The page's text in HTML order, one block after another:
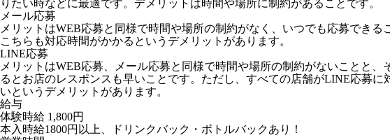
りたい時などに最適です。デメリットは時間や場所に制約があることです。
メール応募
メリットはWEB応募と同様で時間や場所の制約がなく、いつでも応募できる
こちらも対応時間がかかるというデメリットがあります。
LINE応募
メリットはWEB応募、メール応募と同様で時間や場所の制約がないことと、
るとお店のレスポンスも早いことです。ただし、すべての店舗がLINE応募に
いというデメリットがあります。
給与
体験時給 1,800円
本入時給1800円以上、ドリンクバック・ボトルバックあり！